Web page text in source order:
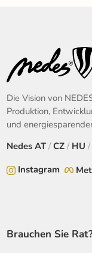
Die Vision von
Produktion,
und
NedesAT / CZ / HU /
Instagram
Brauchen Sie